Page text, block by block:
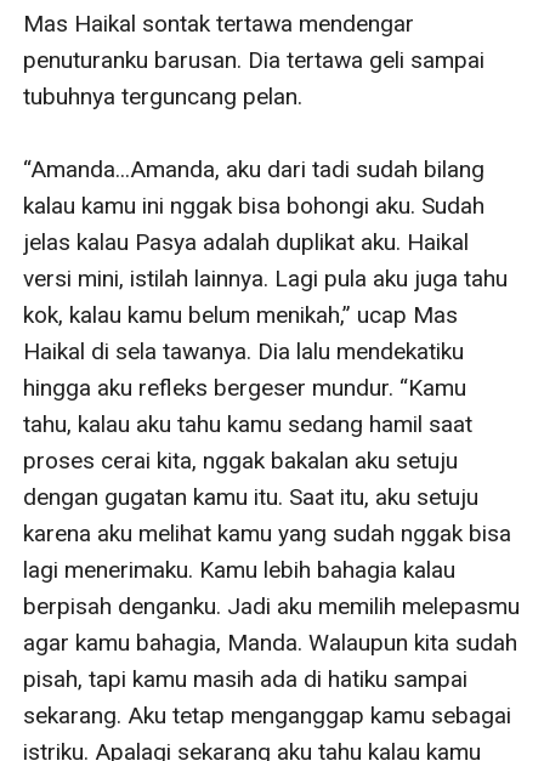
Mas Haikal sontak tertawa mendengar
penuturanku barusan. Dia tertawa geli sampai
tubuhnya terguncang pelan.
“Amanda...Amanda, aku dari tadi sudah bilang
kalau kamu ini nggak bisa bohongi aku. Sudah
jelas kalau Pasya adalah duplikat aku. Haikal
versi mini, istilah lainnya. Lagi pula aku juga tahu
kok, kalau kamu belum menikah,” ucap Mas
Haikal di sela tawanya. Dia lalu mendekatiku
hingga aku refleks bergeser mundur. “Kamu
tahu, kalau aku tahu kamu sedang hamil saat
proses cerai kita, nggak bakalan aku setuju
dengan gugatan kamu itu. Saat itu, aku setuju
karena aku melihat kamu yang sudah nggak bisa
lagi menerimaku. Kamu lebih bahagia kalau
berpisah denganku. Jadi aku memilih melepasmu
agar kamu bahagia, Manda. Walaupun kita sudah
pisah, tapi kamu masih ada di hatiku sampai
sekarang. Aku tetap menganggap kamu sebagai
istriku. Apalagi sekarang aku tahu kalau kamu